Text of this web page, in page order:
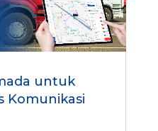
untuk
Komunikasi